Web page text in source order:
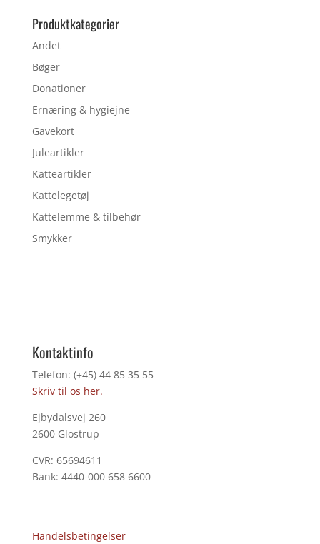
Produktkategorier
Andet
Bøger
Donationer
Ernæring & hygiejne
Gavekort
Juleartikler
Katteartikler
Kattelegetøj
Kattelemme & tilbehør
Smykker
Kontaktinfo
Telefon: (+45) 44 85 35 55
Skriv til os her.
Ejbydalsvej 260
2600 Glostrup
CVR: 65694611
Bank: 4440-000 658 6600
Handelsbetingelser